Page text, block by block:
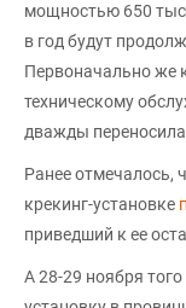
мощностью 650
в год будут
Первоначально же
техническому
дважды
Ранее отмечалось,
крекинг-установке
приведший к ее
А 28-29 ноября